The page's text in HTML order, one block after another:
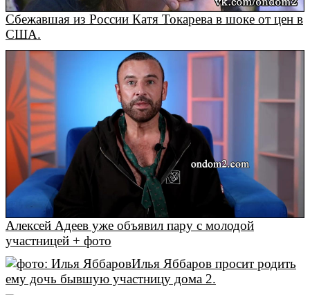
Сбежавшая из России Катя Токарева в шоке от цен в
США.
Алексей Адеев уже объявил пару с молодой
участницей + фото
Илья Яббаров просит родить
ему дочь бывшую участницу дома 2.